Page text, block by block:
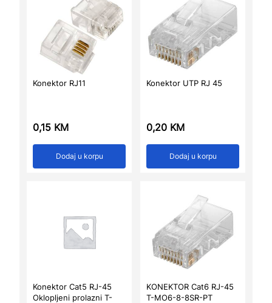
Konektor RJ11
0,15 KM
Dodaj u korpu
Konektor UTP RJ 45
0,20 KM
Dodaj u korpu
Konektor Cat5 RJ-45
Oklopljeni prolazni T-
KONEKTOR Cat6 RJ-45
T-MO6-8-8SR-PT